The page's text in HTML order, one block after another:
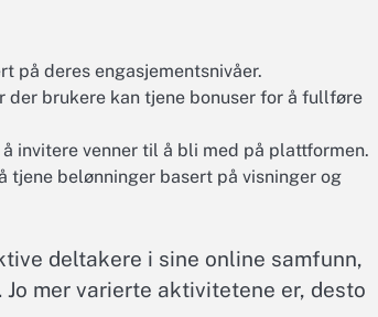
på deres engasjementsnivåer.
der brukere kan tjene bonuser for å fullføre
invitere venner til å bli med på plattformen.
tjene belønninger basert på visninger og
deltakere i sine online samfunn,
mer varierte aktivitetene er, desto